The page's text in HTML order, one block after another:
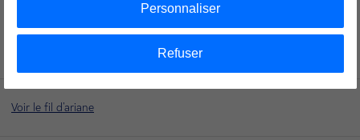
Voir le fil d'ariane
Refuser
Personnaliser